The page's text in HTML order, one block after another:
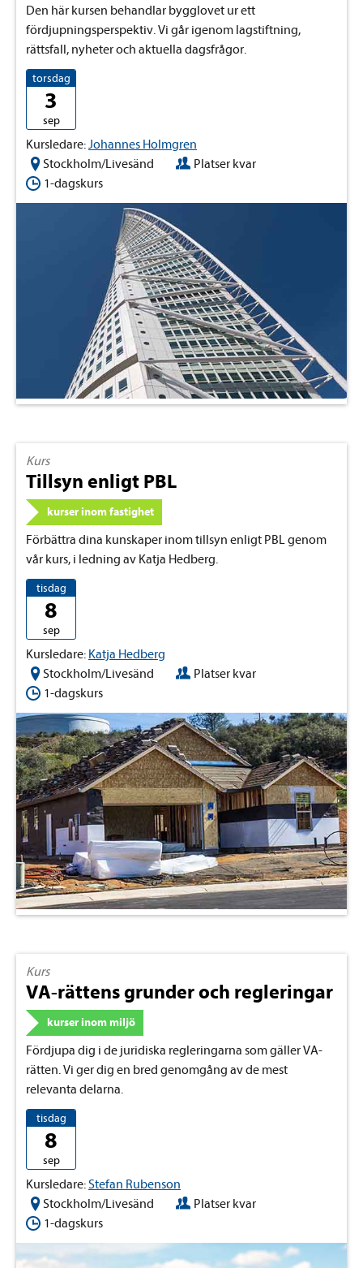
Den här kursen behandlar bygglovet ur ett
fördjupningsperspektiv. Vi går igenom lagstiftning,
rättsfall, nyheter och aktuella dagsfrågor.
torsdag
3
sep
Kursledare:Johannes Holmgren
Stockholm/Livesänd
Platser kvar
1-dagskurs
Kurs
Tillsyn enligt PBL
kurser inom fastighet
Förbättra dina kunskaper inom tillsyn enligt PBL genom
vår kurs, i ledning av Katja Hedberg.
tisdag
8
sep
Kursledare: Katja Hedberg
Stockholm/Livesänd
Platser kvar
1-dagskurs
Kurs
VA-rättens grunder och regleringar
kurser inom miljö
Fördjupa dig i de juridiska regleringarna som gäller VA-
rätten. Vi ger dig en bred genomgång av de mest
relevanta delarna.
tisdag
8
sep
Kursledare: Stefan Rubenson
Stockholm/Livesänd
Platser kvar
1-dagskurs